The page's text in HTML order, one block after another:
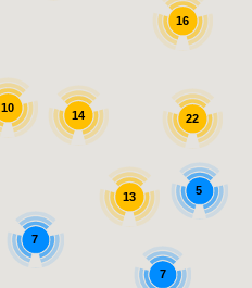
22
16
10
7
7
13
14
5